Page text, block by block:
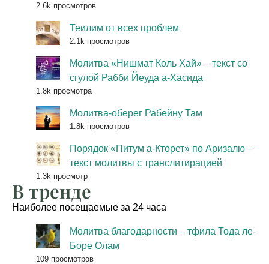
2.6k просмотров
Теилим от всех проблем
2.1k просмотров
Молитва «Нишмат Коль Хай» – текст со
сгулой Рабби Йеуда а-Хасида
1.8k просмотра
Молитва-оберег Рабейну Там
1.8k просмотров
Порядок «Питум а-Кторет» по Аризалю –
текст молитвы с транслитирацией
1.3k просмотр
В тренде
Наиболее посещаемые за 24 часа
Молитва благодарности – тфила Тода ле-
Боре Олам
109 просмотров